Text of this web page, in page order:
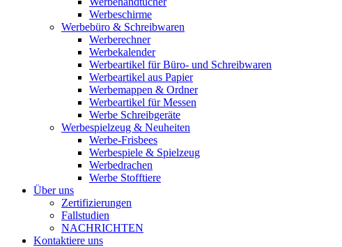
Werbeschirme
Werbebüro & Schreibwaren
Werberechner
Werbekalender
Werbeartikel für Büro- und Schreibwaren
Werbeartikel aus Papier
Werbemappen & Ordner
Werbeartikel für Messen
Werbe Schreibgeräte
Werbespielzeug & Neuheiten
Werbe-Frisbees
Werbespiele & Spielzeug
Werbedrachen
Werbe Stofftiere
Über uns
Zertifizierungen
Fallstudien
NACHRICHTEN
Kontaktiere uns